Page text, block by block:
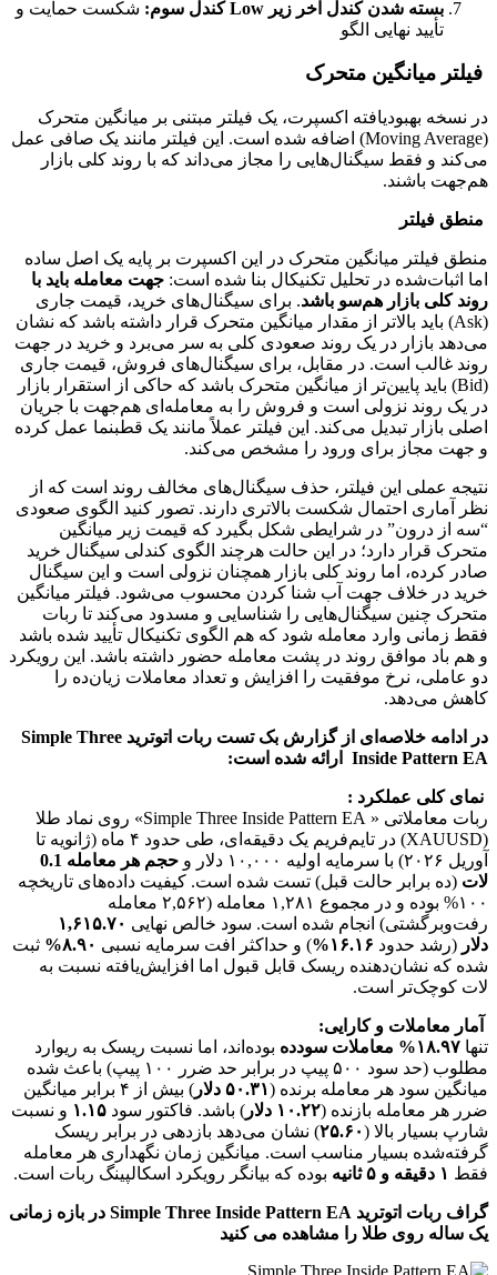
بسته شدن کندل آخر زیر Low کندل سوم:
شکست حمایت و
تأیید نهایی الگو
فیلتر میانگین متحرک
در نسخه بهبودیافته اکسپرت، یک فیلتر مبتنی بر میانگین متحرک
(Moving Average) اضافه شده است. این فیلتر مانند یک صافی عمل
می‌کند و فقط سیگنال‌هایی را مجاز می‌داند که با روند کلی بازار
هم‌جهت باشند.
منطق فیلتر
منطق فیلتر میانگین متحرک در این اکسپرت بر پایه یک اصل ساده
اما اثبات‌شده در تحلیل تکنیکال بنا شده است: جهت معامله باید با
روند کلی بازار هم‌سو باشد. برای سیگنال‌های خرید، قیمت جاری
(Ask) باید بالاتر از مقدار میانگین متحرک قرار داشته باشد که نشان
می‌دهد بازار در یک روند صعودی کلی به سر می‌برد و خرید در جهت
روند غالب است. در مقابل، برای سیگنال‌های فروش، قیمت جاری
(Bid) باید پایین‌تر از میانگین متحرک باشد که حاکی از استقرار بازار
در یک روند نزولی است و فروش را به معامله‌ای هم‌جهت با جریان
اصلی بازار تبدیل می‌کند. این فیلتر عملاً مانند یک قطبنما عمل کرده
و جهت مجاز برای ورود را مشخص می‌کند.
نتیجه عملی این فیلتر، حذف سیگنال‌های مخالف روند است که از
نظر آماری احتمال شکست بالاتری دارند. تصور کنید الگوی صعودی
“سه از درون” در شرایطی شکل بگیرد که قیمت زیر میانگین
متحرک قرار دارد؛ در این حالت هرچند الگوی کندلی سیگنال خرید
صادر کرده، اما روند کلی بازار همچنان نزولی است و این سیگنال
خرید در خلاف جهت آب شنا کردن محسوب می‌شود. فیلتر میانگین
متحرک چنین سیگنال‌هایی را شناسایی و مسدود می‌کند تا ربات
فقط زمانی وارد معامله شود که هم الگوی تکنیکال تأیید شده باشد
و هم باد موافق روند در پشت معامله حضور داشته باشد. این رویکرد
دو عاملی، نرخ موفقیت را افزایش و تعداد معاملات زیان‌ده را
کاهش می‌دهد.
در ادامه خلاصه‌ای از گزارش بک تست ربات اتوترید Simple Three
Inside Pattern EA ارائه شده است:
نمای کلی عملکرد :
ربات معاملاتی « Simple Three Inside Pattern EA» روی نماد طلا
(XAUUSD) در تایم‌فریم یک دقیقه‌ای، طی حدود ۴ ماه (ژانویه تا
آوریل ۲۰۲۶) با سرمایه اولیه ۱۰,۰۰۰ دلار و
حجم هر معامله 0.1
لات (ده برابر حالت قبل) تست شده است. کیفیت داده‌های تاریخچه
۱۰۰% بوده و در مجموع ۱,۲۸۱ معامله (۲,۵۶۲ معامله
رفت‌وبرگشتی) انجام شده است. سود خالص نهایی ۱,۶۱۵.۷۰
دلار (رشد حدود ۱۶.۱۶% ) و حداکثر افت سرمایه نسبی ۸.۹۰%
ثبت
شده که نشان‌دهنده ریسک قابل قبول اما افزایش‌یافته نسبت به
لات کوچک‌تر است.
آمار معاملات و کارایی:
تنها ۱۸.۹۷% معاملات سودده
بوده‌اند، اما نسبت ریسک به ریوارد
مطلوب (حد سود ۵۰۰ پیپ در برابر حد ضرر ۱۰۰ پیپ) باعث شده
میانگین سود هر معامله برنده (۵۰.۳۱ دلار
) بیش از ۴ برابر میانگین
ضرر هر معامله بازنده (۱۰.۲۲ دلار ) باشد. فاکتور سود ۱.۱۵ و نسبت
شارپ بسیار بالا (۲۵.۶۰) نشان می‌دهد بازدهی در برابر ریسک
گرفته‌شده بسیار مناسب است. میانگین زمان نگهداری هر معامله
فقط ۱ دقیقه و ۵ ثانیه بوده که بیانگر رویکرد اسکالپینگ ربات است.
گراف ربات اتوترید Simple Three Inside Pattern EA در بازه زمانی
یک ساله روی طلا را مشاهده می کنید